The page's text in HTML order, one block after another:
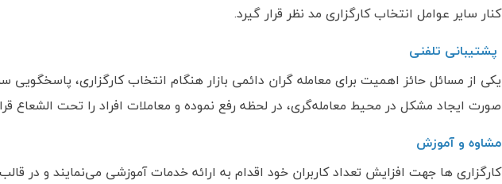
کنار سایر عوامل انتخاب کارگزاری مد نظر قرار گیرد.
پشتیبانی تلفنی
یکی از مسائل حائز اهمیت برای معامله گران دائمی بازار هنگام انتخاب کارگزاری، پاسخگویی
صورت ایجاد مشکل در محیط معامله‌گری، در لحظه رفع نموده و معاملات افراد را تحت الشعاع
مشاوه و آموزش
کارگزاری ها جهت افزایش تعداد کاربران خود اقدام به ارائه خدمات آموزشی می‌نمایند و در